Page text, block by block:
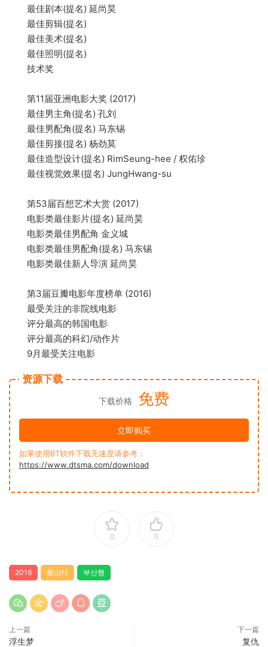
最佳剧本(提名) 延尚昊
最佳剪辑(提名)
最佳美术(提名)
最佳照明(提名)
技术奖
第11届亚洲电影大奖 (2017)
最佳男主角(提名) 孔刘
最佳男配角(提名) 马东锡
最佳剪接(提名) 杨劲莫
最佳造型设计(提名) RimSeung-hee / 权佑珍
最佳视觉效果(提名) JungHwang-su
第53届百想艺术大赏 (2017)
电影类最佳影片(提名) 延尚昊
电影类最佳男配角 金义城
电影类最佳男配角(提名) 马东锡
电影类最佳新人导演 延尚昊
第3届豆瓣电影年度榜单 (2016)
最受关注的非院线电影
评分最高的韩国电影
评分最高的科幻/动作片
9月最受关注电影
资源下载
下载价格 免费
立即购买
如果使用BT软件下载无速度请参考：
https://www.dtsma.com/download
0 0
2016 釜山行 부산행
上一篇
浮生梦
下一篇
复仇